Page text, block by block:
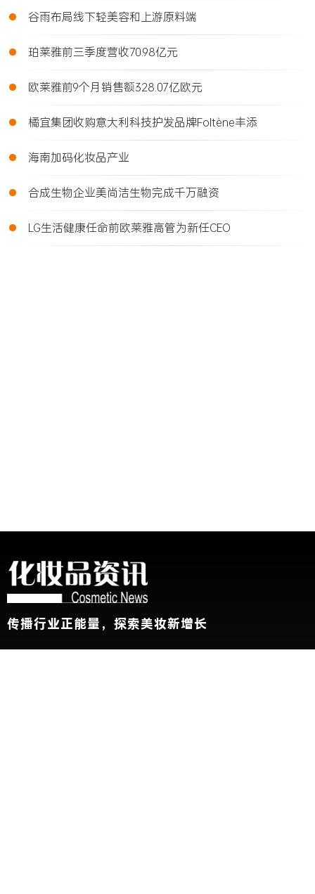
• 谷雨布局线下轻美容和上游原料端
• 珀莱雅前三季度营收70.98亿元
• 欧莱雅前9个月销售额328.07亿欧元
• 橘宜集团收购意大利科技护发品牌Foltène丰添
• 海南加码化妆品产业
• 合成生物企业美尚洁生物完成千万融资
• LG生活健康任命前欧莱雅高管为新任CEO
传播行业正能量，探索美妆新增长